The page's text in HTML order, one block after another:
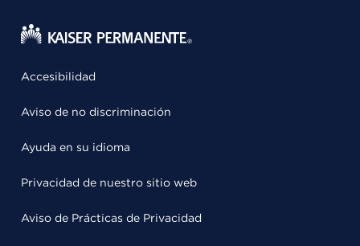
Accesibilidad
Aviso de no discriminación
Ayuda en su idioma
Privacidad de nuestro sitio web
Aviso de Prácticas de Privacidad